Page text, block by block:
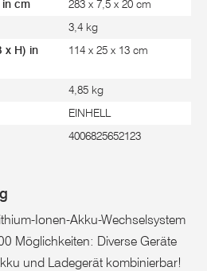
in cm 283 x 7,5 x 20 cm
3,4 kg
x H) in
114 x 25 x 13 cm
4,85 kg
EINHELL
4006825652123
Ionen-Akku-Wechselsystem
Möglichkeiten: Diverse Geräte
und Ladegerät kombinierbar!